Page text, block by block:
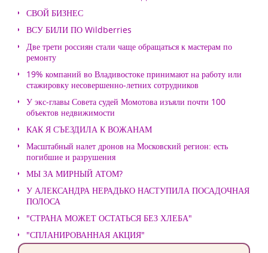
СВОЙ БИЗНЕС
ВСУ БИЛИ ПО Wildberries
Две трети россиян стали чаще обращаться к мастерам по
ремонту
19% компаний во Владивостоке принимают на работу или
стажировку несовершенно-летних сотрудников
У экс-главы Совета судей Момотова изъяли почти 100
объектов недвижимости
КАК Я СЪЕЗДИЛА К ВОЖАНАМ
Масштабный налет дронов на Московский регион: есть
погибшие и разрушения
МЫ ЗА МИРНЫЙ АТОМ?
У АЛЕКСАНДРА НЕРАДЬКО НАСТУПИЛА ПОСАДОЧНАЯ
ПОЛОСА
"СТРАНА МОЖЕТ ОСТАТЬСЯ БЕЗ ХЛЕБА"
"СПЛАНИРОВАННАЯ АКЦИЯ"